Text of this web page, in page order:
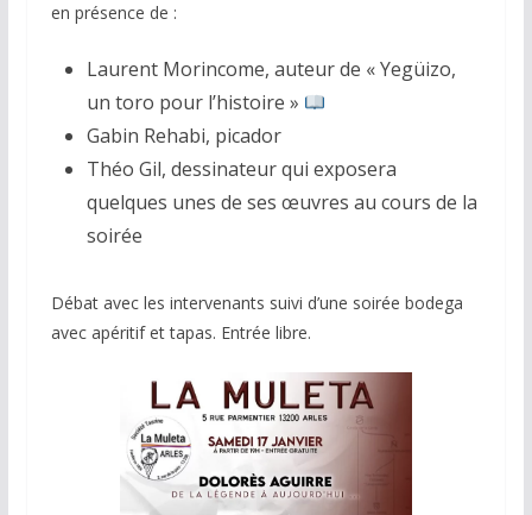
en présence de :
Laurent Morincome, auteur de « Yegüizo,
un toro pour l’histoire »
Gabin Rehabi, picador
Théo Gil, dessinateur qui exposera
quelques unes de ses œuvres au cours de la
soirée
Débat avec les intervenants suivi d’une soirée bodega
avec apéritif et tapas. Entrée libre.